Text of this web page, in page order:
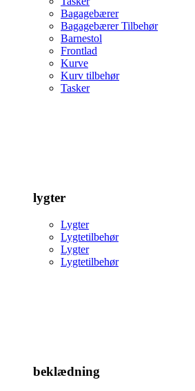
Bagagebærer
Bagagebærer Tilbehør
Barnestol
Frontlad
Kurve
Kurv tilbehør
Tasker
lygter
Lygter
Lygtetilbehør
Lygter
Lygtetilbehør
beklædning